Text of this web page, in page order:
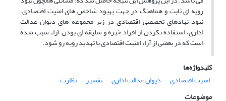
رویه ای ثابت و هماهنگ در جهت بهبود شاخص های امنیت اقتصادی،
نبود نهادهای تخصصی اقتصادی در زیر مجموعه های دیوان عدالت
اداری، استفاده نکردن از افراد خبره و سلیقه ای بودن آراء سبب شده
است که در بعضی از آراء امنیت اقتصادی با تهدید روبه رو شود.
کلیدواژه‌ها
امنیت اقتصادی
دیوان عدالت اداری تفسیر
نظارت
موضوعات